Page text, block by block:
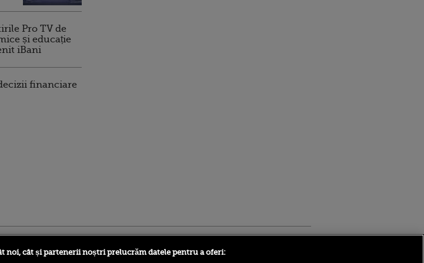
Pro TV de
și educație
iBani
financiare
noi, cât și partenerii noștri prelucrăm datele pentru a oferi: